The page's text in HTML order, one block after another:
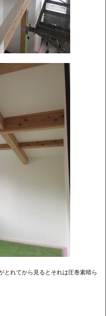
とれてから見るとそれは圧巻素晴ら